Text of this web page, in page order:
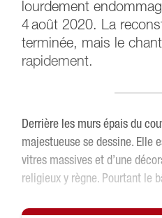
lourdement
4 août 2020. La
terminée, mais le
rapidement.
Derrière les murs épais du
majestueuse se dessine. Elle
vitres massives et d’une
religieux y règne. Pourtant le